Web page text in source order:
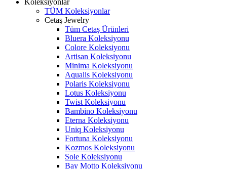
Koleksiyonlar
TÜM Koleksiyonlar
Cetaş Jewelry
Tüm Cetaş Ürünleri
Bluera Koleksiyonu
Colore Koleksiyonu
Artisan Koleksiyonu
Minima Koleksiyonu
Aqualis Koleksiyonu
Polaris Koleksiyonu
Lotus Koleksiyonu
Twist Koleksiyonu
Bambino Koleksiyonu
Eterna Koleksiyonu
Uniq Koleksiyonu
Fortuna Koleksiyonu
Kozmos Koleksiyonu
Sole Koleksiyonu
Bay Motto Koleksiyonu